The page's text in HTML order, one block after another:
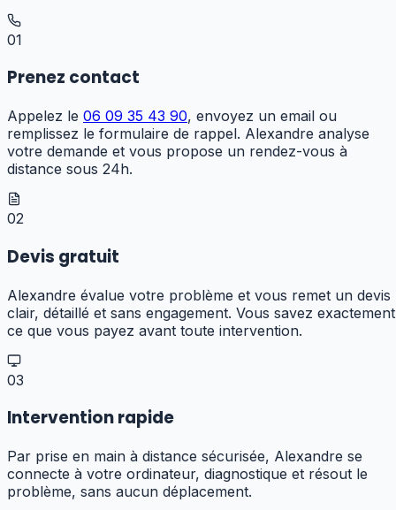
01
Prenez contact
Appelez le 06 09 35 43 90, envoyez un email ou
remplissez le formulaire de rappel. Alexandre analyse
votre demande et vous propose un rendez-vous à
distance sous 24h.
02
Devis gratuit
Alexandre évalue votre problème et vous remet un devis
clair, détaillé et sans engagement. Vous savez exactement
ce que vous payez avant toute intervention.
03
Intervention rapide
Par prise en main à distance sécurisée, Alexandre se
connecte à votre ordinateur, diagnostique et résout le
problème, sans aucun déplacement.